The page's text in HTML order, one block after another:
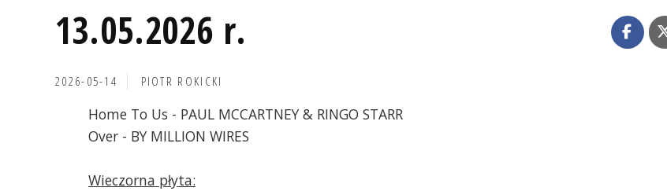
13.05.2026 r.
2026-05-14 PIOTR ROKICKI
Home To Us - PAUL MCCARTNEY & RINGO STARR
Over - BY MILLION WIRES
Wieczorna płyta: